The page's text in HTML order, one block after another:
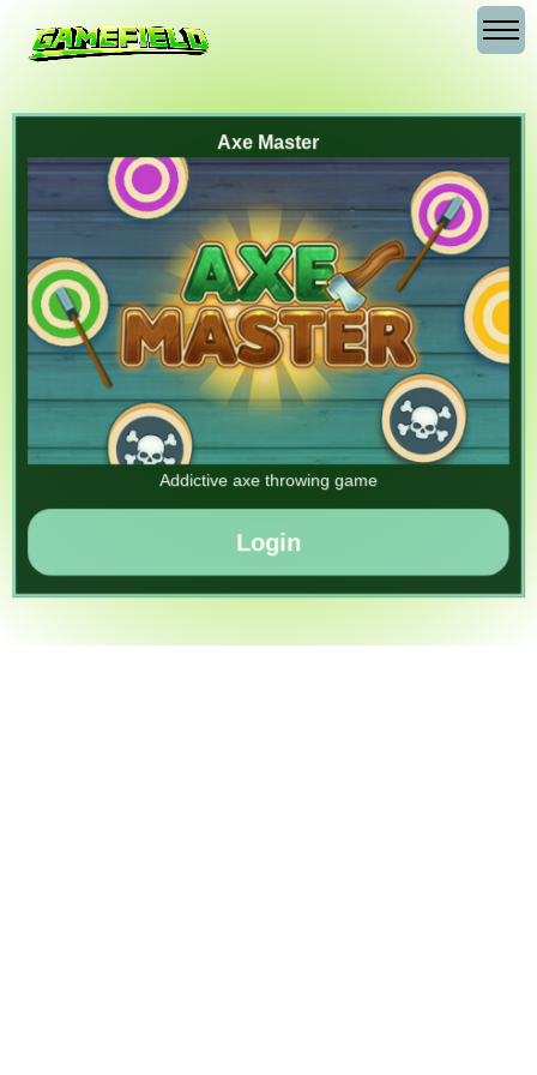
Axe Master
Addictive axe throwing game
Login